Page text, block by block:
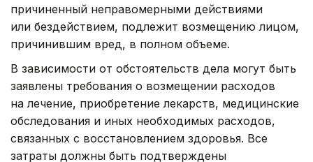
причиненный неправомерными действиями
или бездействием, подлежит возмещению лицом,
причинившим вред, в полном объеме.
В зависимости от обстоятельств дела могут быть
заявлены требования о возмещении расходов
на лечение, приобретение лекарств, медицинские
обследования и иных необходимых расходов,
связанных с восстановлением здоровья. Все
затраты должны быть подтверждены